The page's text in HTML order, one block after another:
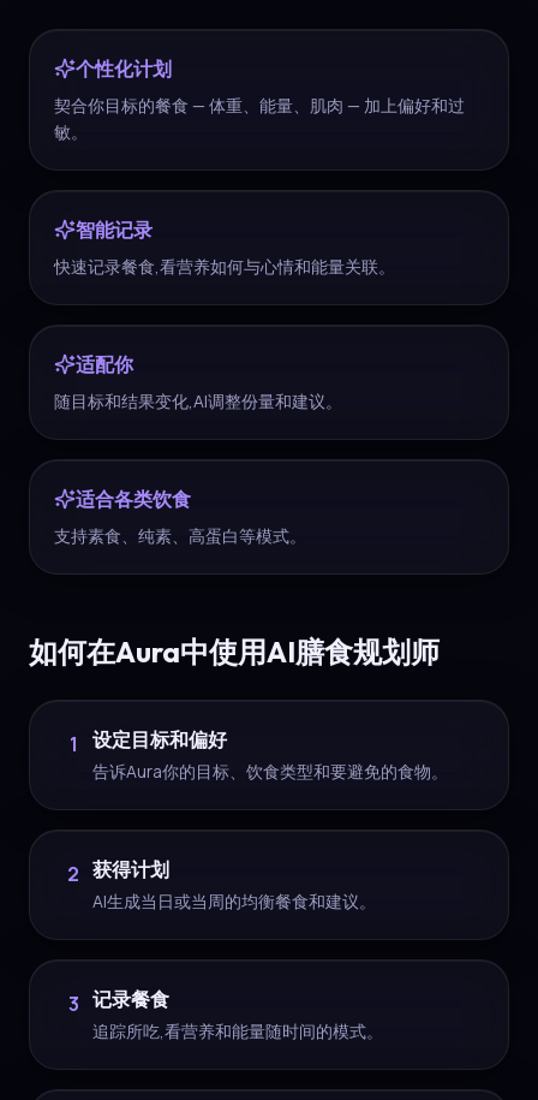
个性化计划
契合你目标的餐食 — 体重、能量、肌肉 — 加上偏好和过
敏。
智能记录
快速记录餐食,看营养如何与心情和能量关联。
适配你
随目标和结果变化,AI调整份量和建议。
适合各类饮食
支持素食、纯素、高蛋白等模式。
如何在Aura中使用AI膳食规划师
1 设定目标和偏好
告诉Aura你的目标、饮食类型和要避免的食物。
2 获得计划
AI生成当日或当周的均衡餐食和建议。
3 记录餐食
追踪所吃,看营养和能量随时间的模式。